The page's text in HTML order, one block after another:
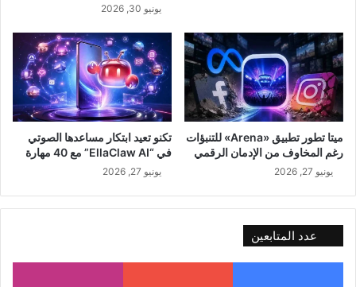
يونيو 30, 2026
ميتا تطور تطبيق «Arena» للتنبؤات
رغم المخاوف من الإدمان الرقمي
يونيو 27, 2026
تكنو تعيد ابتكار مساعدها الصوتي
في “EllaClaw AI” مع 40 مهارة
يونيو 27, 2026
عدد المتابعين